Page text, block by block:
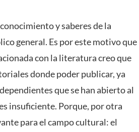
y saberes de la
general. Es por este motivo que
con la literatura creo que
donde poder publicar, ya
que se han abierto al
insuficiente. Porque, por otra
para el campo cultural: el